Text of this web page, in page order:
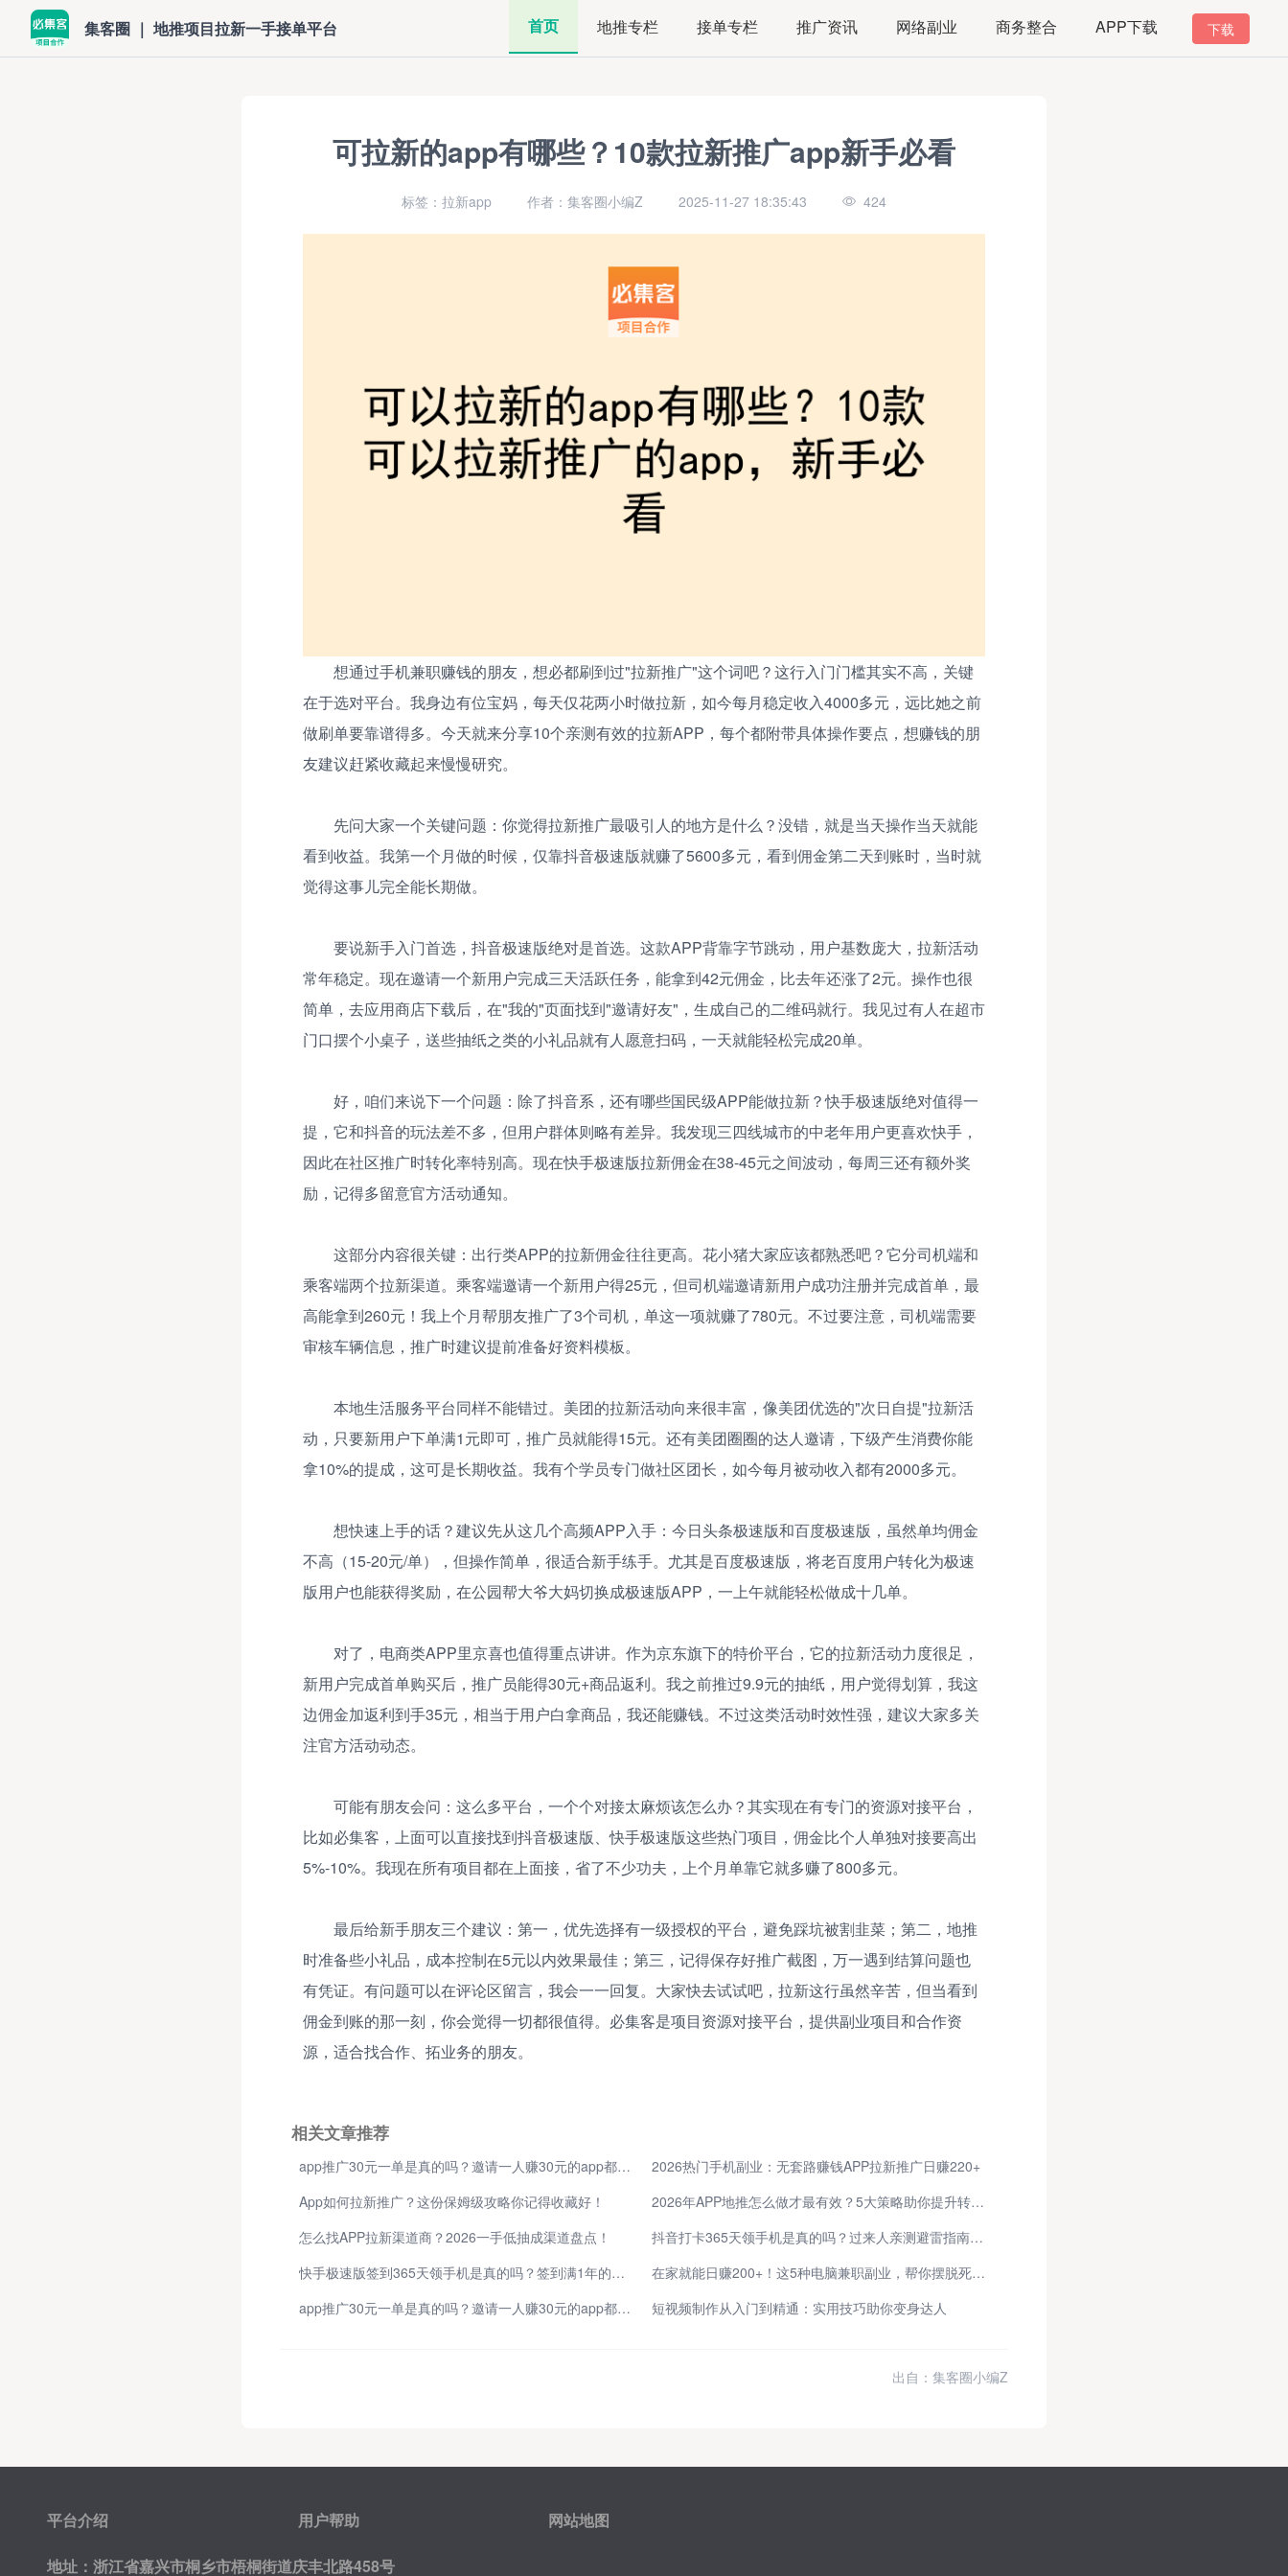
集客圈 ｜ 地推项目拉新一手接单平台 首页 地推专栏 接单专栏 推广资讯 网络副业 商务整合 APP下载 下载
可拉新的app有哪些？10款拉新推广app新手必看
标签：拉新app 作者：集客圈小编Z 2025-11-27 18:35:43 424
想通过手机兼职赚钱的朋友，想必都刷到过"拉新推广"这个词吧？这行入门门槛其实不高，关键
在于选对平台。我身边有位宝妈，每天仅花两小时做拉新，如今每月稳定收入4000多元，远比她之前
做刷单要靠谱得多。今天就来分享10个亲测有效的拉新APP，每个都附带具体操作要点，想赚钱的朋
友建议赶紧收藏起来慢慢研究。
先问大家一个关键问题：你觉得拉新推广最吸引人的地方是什么？没错，就是当天操作当天就能
看到收益。我第一个月做的时候，仅靠抖音极速版就赚了5600多元，看到佣金第二天到账时，当时就
觉得这事儿完全能长期做。
要说新手入门首选，抖音极速版绝对是首选。这款APP背靠字节跳动，用户基数庞大，拉新活动
常年稳定。现在邀请一个新用户完成三天活跃任务，能拿到42元佣金，比去年还涨了2元。操作也很
简单，去应用商店下载后，在"我的"页面找到"邀请好友"，生成自己的二维码就行。我见过有人在超市
门口摆个小桌子，送些抽纸之类的小礼品就有人愿意扫码，一天就能轻松完成20单。
好，咱们来说下一个问题：除了抖音系，还有哪些国民级APP能做拉新？快手极速版绝对值得一
提，它和抖音的玩法差不多，但用户群体则略有差异。我发现三四线城市的中老年用户更喜欢快手，
因此在社区推广时转化率特别高。现在快手极速版拉新佣金在38-45元之间波动，每周三还有额外奖
励，记得多留意官方活动通知。
这部分内容很关键：出行类APP的拉新佣金往往更高。花小猪大家应该都熟悉吧？它分司机端和
乘客端两个拉新渠道。乘客端邀请一个新用户得25元，但司机端邀请新用户成功注册并完成首单，最
高能拿到260元！我上个月帮朋友推广了3个司机，单这一项就赚了780元。不过要注意，司机端需要
审核车辆信息，推广时建议提前准备好资料模板。
本地生活服务平台同样不能错过。美团的拉新活动向来很丰富，像美团优选的"次日自提"拉新活
动，只要新用户下单满1元即可，推广员就能得15元。还有美团圈圈的达人邀请，下级产生消费你能
拿10%的提成，这可是长期收益。我有个学员专门做社区团长，如今每月被动收入都有2000多元。
想快速上手的话？建议先从这几个高频APP入手：今日头条极速版和百度极速版，虽然单均佣金
不高（15-20元/单），但操作简单，很适合新手练手。尤其是百度极速版，将老百度用户转化为极速
版用户也能获得奖励，在公园帮大爷大妈切换成极速版APP，一上午就能轻松做成十几单。
对了，电商类APP里京喜也值得重点讲讲。作为京东旗下的特价平台，它的拉新活动力度很足，
新用户完成首单购买后，推广员能得30元+商品返利。我之前推过9.9元的抽纸，用户觉得划算，我这
边佣金加返利到手35元，相当于用户白拿商品，我还能赚钱。不过这类活动时效性强，建议大家多关
注官方活动动态。
可能有朋友会问：这么多平台，一个个对接太麻烦该怎么办？其实现在有专门的资源对接平台，
比如必集客，上面可以直接找到抖音极速版、快手极速版这些热门项目，佣金比个人单独对接要高出
5%-10%。我现在所有项目都在上面接，省了不少功夫，上个月单靠它就多赚了800多元。
最后给新手朋友三个建议：第一，优先选择有一级授权的平台，避免踩坑被割韭菜；第二，地推
时准备些小礼品，成本控制在5元以内效果最佳；第三，记得保存好推广截图，万一遇到结算问题也
有凭证。有问题可以在评论区留言，我会一一回复。大家快去试试吧，拉新这行虽然辛苦，但当看到
佣金到账的那一刻，你会觉得一切都很值得。必集客是项目资源对接平台，提供副业项目和合作资
源，适合找合作、拓业务的朋友。
相关文章推荐
app推广30元一单是真的吗？邀请一人赚30元的app都有哪些？
2026热门手机副业：无套路赚钱APP拉新推广日赚220+
App如何拉新推广？这份保姆级攻略你记得收藏好！
2026年APP地推怎么做才最有效？5大策略助你提升转化率
怎么找APP拉新渠道商？2026一手低抽成渠道盘点！
抖音打卡365天领手机是真的吗？过来人亲测避雷指南，这三点一定要看！
快手极速版签到365天领手机是真的吗？签到满1年的亲身经历，为你揭秘真相！
在家就能日赚200+！这5种电脑兼职副业，帮你摆脱死工资
app推广30元一单是真的吗？邀请一人赚30元的app都有哪些？
短视频制作从入门到精通：实用技巧助你变身达人
出自：集客圈小编Z
平台介绍 用户帮助 网站地图
地址：浙江省嘉兴市桐乡市梧桐街道庆丰北路458号